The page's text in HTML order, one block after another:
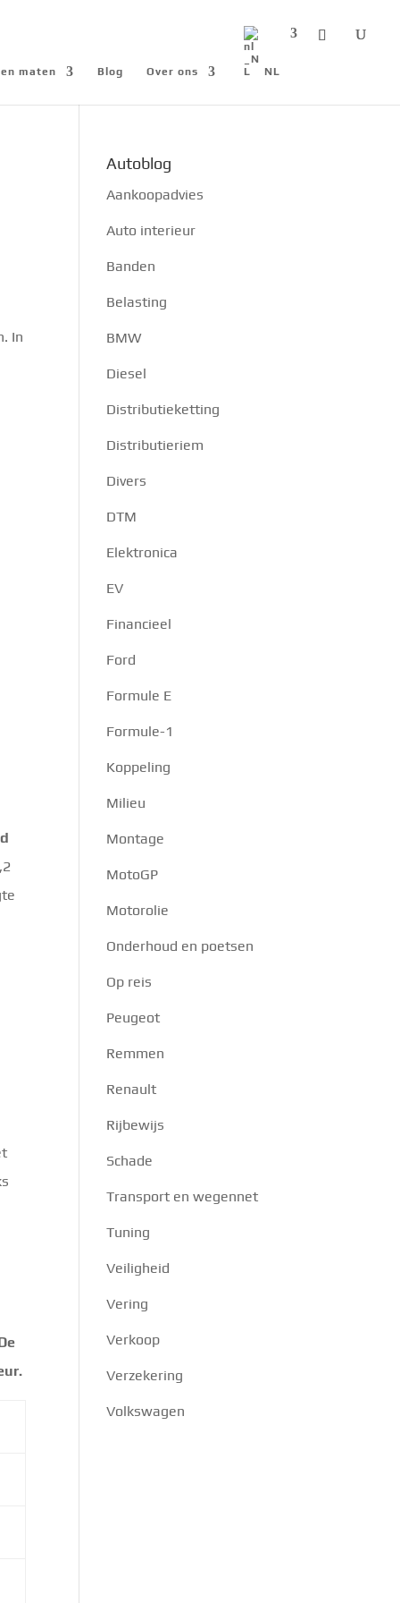
maten Blog Over ons NL
In
Autoblog
Aankoopadvies
Auto interieur
Banden
Belasting
BMW
Diesel
Distributieketting
Distributieriem
Divers
DTM
Elektronica
EV
Financieel
Ford
Formule E
Formule-1
Koppeling
Milieu
Montage
MotoGP
Motorolie
Onderhoud en poetsen
Op reis
Peugeot
Remmen
Renault
Rijbewijs
Schade
Transport en wegennet
Tuning
Veiligheid
Vering
Verkoop
Verzekering
Volkswagen